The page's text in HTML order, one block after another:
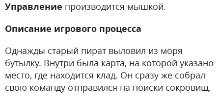
Управление производится мышкой.
Описание игрового процесса
Однажды старый пират выловил из моря
бутылку. Внутри была карта, на которой указано
место, где находится клад. Он сразу же собрал
свою команду отправился на поиски сокровищ.